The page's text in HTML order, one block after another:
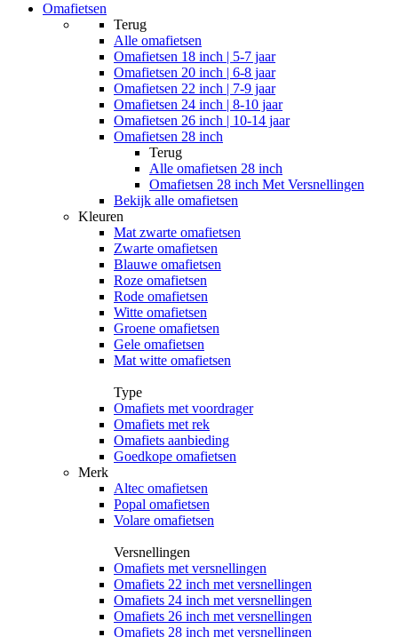
Omafietsen
Terug
Alle omafietsen
Omafietsen 18 inch | 5-7 jaar
Omafietsen 20 inch | 6-8 jaar
Omafietsen 22 inch | 7-9 jaar
Omafietsen 24 inch | 8-10 jaar
Omafietsen 26 inch | 10-14 jaar
Omafietsen 28 inch
Terug
Alle omafietsen 28 inch
Omafietsen 28 inch Met Versnellingen
Bekijk alle omafietsen
Kleuren
Mat zwarte omafietsen
Zwarte omafietsen
Blauwe omafietsen
Roze omafietsen
Rode omafietsen
Witte omafietsen
Groene omafietsen
Gele omafietsen
Mat witte omafietsen
Type
Omafiets met voordrager
Omafiets met rek
Omafiets aanbieding
Goedkope omafietsen
Merk
Altec omafietsen
Popal omafietsen
Volare omafietsen
Versnellingen
Omafiets met versnellingen
Omafiets 22 inch met versnellingen
Omafiets 24 inch met versnellingen
Omafiets 26 inch met versnellingen
Omafiets 28 inch met versnellingen